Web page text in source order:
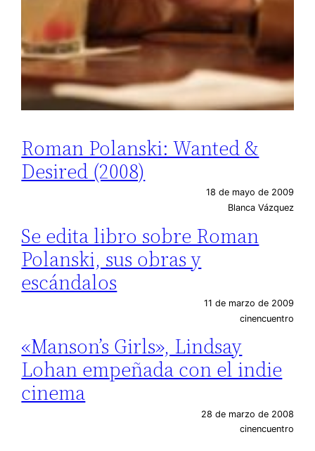
Roman Polanski: Wanted &
Desired (2008)
18 de mayo de 2009
Blanca Vázquez
Se edita libro sobre Roman
Polanski, sus obras y
escándalos
11 de marzo de 2009
cinencuentro
«Manson’s Girls», Lindsay
Lohan empeñada con el indie
cinema
28 de marzo de 2008
cinencuentro